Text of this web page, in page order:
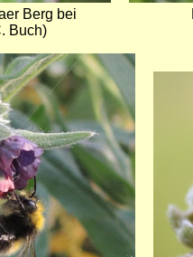
Berg bei
Buch)